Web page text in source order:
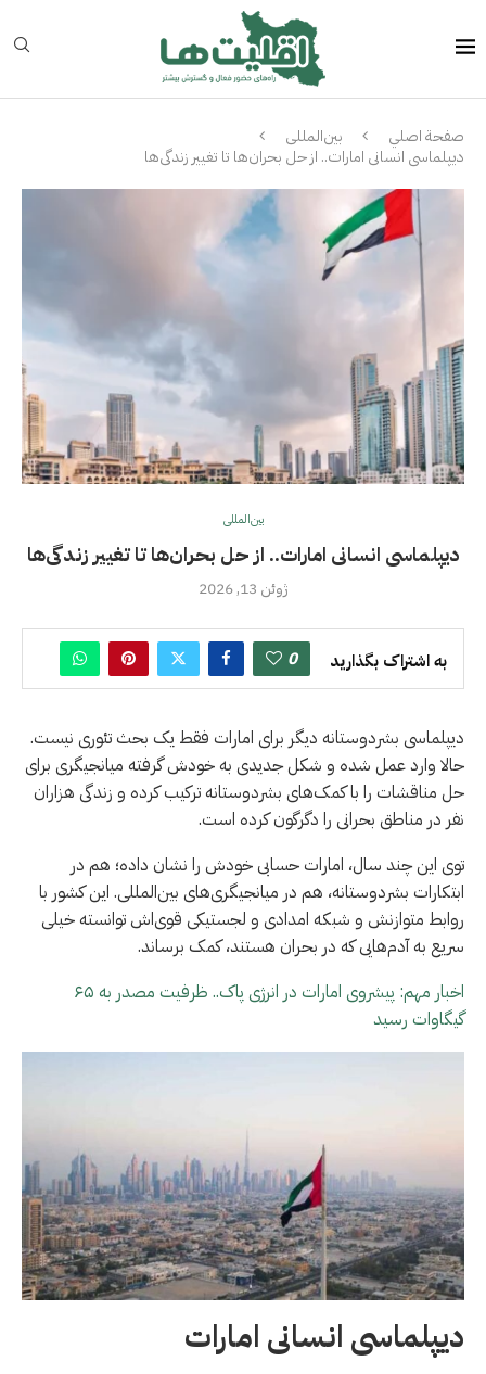
صفحة اصلي
بین‌المللی
دیپلماسی انسانی امارات.. از حل بحران‌ها تا تغییر زندگی‌ها
بین‌المللی
دیپلماسی انسانی امارات.. از حل بحران‌ها تا تغییر زندگی‌ها
ژوئن 13, 2026
به اشتراک بگذارید 0
دیپلماسی بشردوستانه دیگر برای امارات فقط یک بحث تئوری نیست.
حالا وارد عمل شده و شکل جدیدی به خودش گرفته میانجیگری برای
حل مناقشات را با کمک‌های بشردوستانه ترکیب کرده و زندگی هزاران
نفر در مناطق بحرانی را دگرگون کرده است.
توی این چند سال، امارات حسابی خودش را نشان داده؛ هم در
ابتکارات بشردوستانه، هم در میانجیگری‌های بین‌المللی. این کشور با
روابط متوازنش و شبکه امدادی و لجستیکی قوی‌اش توانسته خیلی
سریع به آدم‌هایی که در بحران هستند، کمک برساند.
اخبار مهم: پیشروی امارات در انرژی پاک.. ظرفیت مصدر به ۶۵
گیگاوات رسید
دیپلماسی انسانی امارات